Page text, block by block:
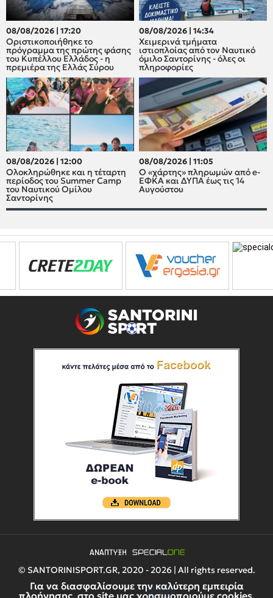
Για να διασφαλίσουμε την καλύτερη εμπειρία
πλοήγησης, στο site μας χρησιμοποιούμε cookies.
08/08/2026 | 17:20
Οριστικοποιήθηκε το
πρόγραμμα της πρώτης φάσης
του Κυπέλλου Ελλάδος - η
πρεμιέρα της Ελλάς Σύρου
08/08/2026 | 14:34
Χειμερινά τμήματα
ιστιοπλοίας από τον Ναυτικό
όμιλο Σαντορίνης - όλες οι
πληροφορίες
08/08/2026 | 12:00
Oλοκληρώθηκε και η τέταρτη
περίοδος του Summer Camp
του Ναυτικού Ομίλου
Σαντορίνης
08/08/2026 | 11:05
Ο «χάρτης» πληρωμών από e-
ΕΦΚΑ και ΔΥΠΑ έως τις 14
Αυγούστου
© SANTORINISPORT.GR, 2020 - 2026 | All rights reserved.